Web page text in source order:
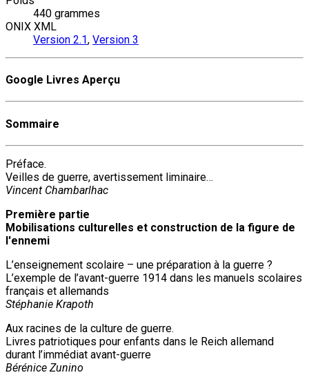
440 grammes
ONIX XML
Version 2.1, Version 3
Google Livres Aperçu
Sommaire
Préface.
Veilles de guerre, avertissement liminaire…
Vincent Chambarlhac
Première partie
Mobilisations culturelles et construction de la figure de
l'ennemi
L’enseignement scolaire – une préparation à la guerre ?
L’exemple de l’avant-guerre 1914 dans les manuels scolaires
français et allemands
Stéphanie Krapoth
Aux racines de la culture de guerre.
Livres patriotiques pour enfants dans le Reich allemand
durant l’immédiat avant-guerre
Bérénice Zunino